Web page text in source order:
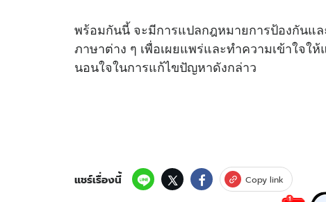
พร้อมกันนี้ จะมีการแปลกฎหมายการป้องกันแ
ภาษาต่าง ๆ เพื่อเผยแพร่และทำความเข้าใจใ
นอนใจในการแก้ไขปัญหาดังกล่าว
แชร์เรื่องนี้ Copy link